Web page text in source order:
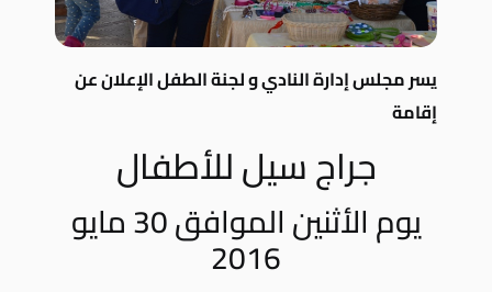
يسر مجلس إدارة النادي و لجنة الطفل الإعلان عن
إقامة
جراج سيل للأطفال
يوم الأثنين الموافق 30 مايو
2016